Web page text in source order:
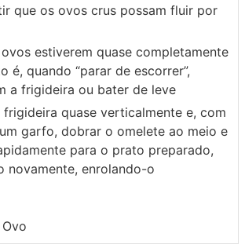
que os ovos crus possam fluir por
estiverem quase completamente
é, quando “parar de escorrer”,
a frigideira ou bater de leve
frigideira quase verticalmente e, com
garfo, dobrar o omelete ao meio e
para o prato preparado,
novamente, enrolando-o